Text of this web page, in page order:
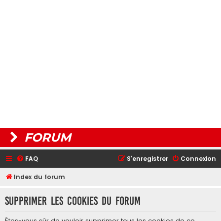
FORUM
FAQ Connexion
S’enregistrer
Index du forum
Supprimer les cookies du forum